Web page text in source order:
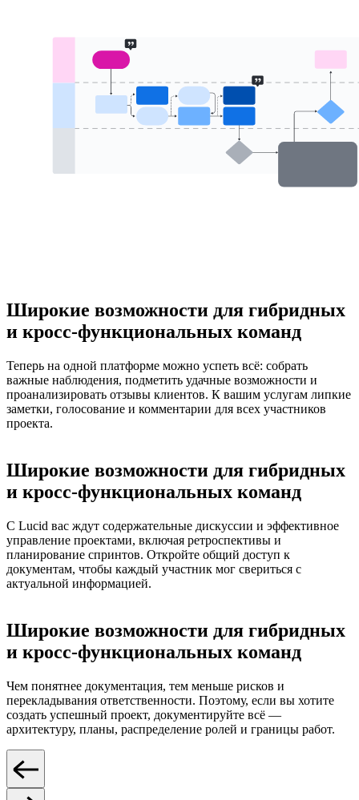
Широкие возможности для гибридных
и кросс-функциональных команд
Теперь на одной платформе можно успеть всё: собрать
важные наблюдения, подметить удачные возможности и
проанализировать отзывы клиентов. К вашим услугам липкие
заметки, голосование и комментарии для всех участников
проекта.
Широкие возможности для гибридных
и кросс-функциональных команд
С Lucid вас ждут содержательные дискуссии и эффективное
управление проектами, включая ретроспективы и
планирование спринтов. Откройте общий доступ к
документам, чтобы каждый участник мог свериться с
актуальной информацией.
Широкие возможности для гибридных
и кросс-функциональных команд
Чем понятнее документация, тем меньше рисков и
перекладывания ответственности. Поэтому, если вы хотите
создать успешный проект, документируйте всё —
архитектуру, планы, распределение ролей и границы работ.